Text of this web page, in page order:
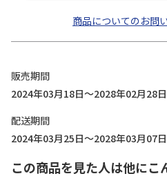
商品についてのお問
販売期間
2024年03月18日～2028年02月28日
配送期間
2024年03月25日～2028年03月07日
この商品を見た人は他にこ